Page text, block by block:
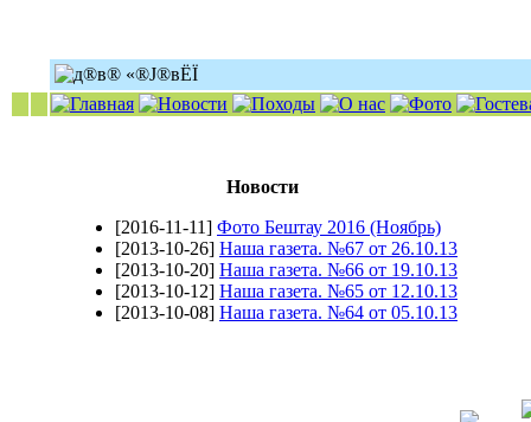
Новости
[2016-11-11] Фото Бештау 2016 (Ноябрь)
[2013-10-26] Наша газета. №67 от 26.10.13
[2013-10-20] Наша газета. №66 от 19.10.13
[2013-10-12] Наша газета. №65 от 12.10.13
[2013-10-08] Наша газета. №64 от 05.10.13